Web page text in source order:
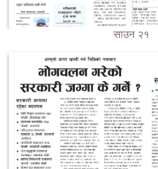
साउन २१